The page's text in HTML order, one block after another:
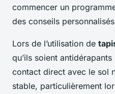
commencer un
des conseils
Lors de l’utilisation de
qu’ils soient
contact direct avec le sol
stable, particulièrement